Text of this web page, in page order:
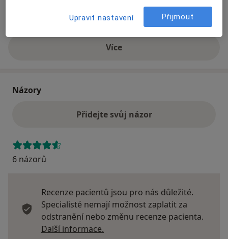
Na teto adrese lékař přijímá pacienty na pojišťovnu
Víceo adrese
Názory
Přidejte svůj názor
6 názorů
Recenze pacientů jsou pro nás důležité.
Specialisté nemají možnost zaplatit za
odstranění nebo změnu recenze pacienta.
Další informace.
Upravit nastavení Přijmout